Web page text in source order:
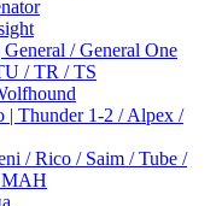
General / General One
/ TR / TS
| Thunder 1-2 / Alpex /
/ Rico / Saim / Tube /
MAH